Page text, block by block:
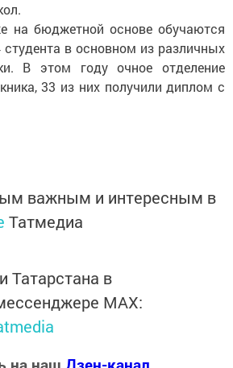
на бюджетной основе обучаются
студента в основном из различных
В этом году очное отделение
33 из них получили диплом с
важным и интересным в
Татмедиа
Татарстана в
MАХ: